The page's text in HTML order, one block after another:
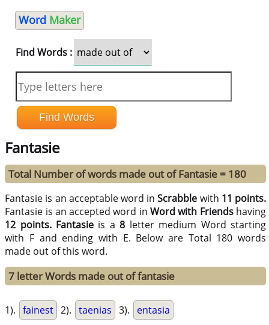
Word Maker
Find Words :
Fantasie
Total Number of words made out of Fantasie = 180
Fantasie is an acceptable word inScrabble with 11 points.
Fantasie is an accepted word inWord with Friendshaving
12 points. Fantasie is a8 letter medium Word starting
with F and ending with E. Below are Total 180 words
made out of this word.
7 letter Words made out of fantasie
1). fainest 2). taenias 3). entasia